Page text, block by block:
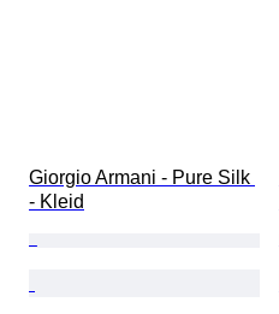
Giorgio Armani - Pure Silk
- Kleid